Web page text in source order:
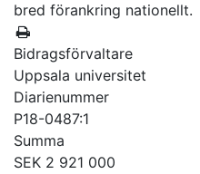
bred förankring nationellt.
Bidragsförvaltare
Uppsala universitet
Diarienummer
P18-0487:1
Summa
SEK 2 921 000